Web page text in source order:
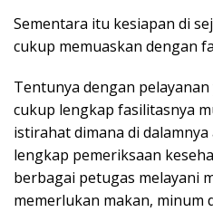
Sementara itu kesiapan di
cukup memuaskan dengan
Tentunya dengan
cukup lengkap fasilitasnya
istirahat dimana di
lengkap pemeriksaan
berbagai petugas melayani
memerlukan makan, minum